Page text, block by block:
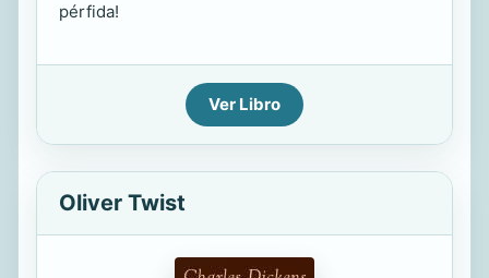
pérfida!
Ver Libro
Oliver Twist